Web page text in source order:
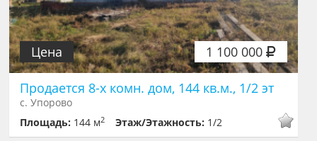
1 100 000
Цена
Продается 8-х комн. дом, 144 кв.м., 1/2 эт
с. Упорово
Площадь: 144 м2 Этаж/Этажность: 1/2